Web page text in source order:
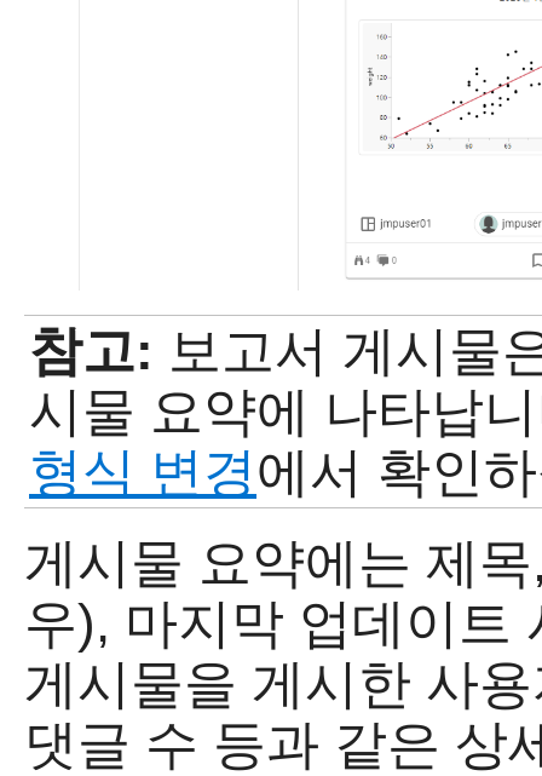
참고: 보고서 게시물
시물 요약에 나타납
형식 변경에서 확인
게시물 요약에는 제
우), 마지막 업데이트
게시물을 게시한 사
댓글 수 등과 같은 상